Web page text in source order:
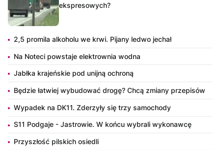
ekspresowych?
2,5 promila alkoholu we krwi. Pijany ledwo jechał
Na Noteci powstaje elektrownia wodna
Jabłka krajeńskie pod unijną ochroną
Będzie łatwiej wybudować drogę? Chcą zmiany przepisów
Wypadek na DK11. Zderzyły się trzy samochody
S11 Podgaje - Jastrowie. W końcu wybrali wykonawcę
Przyszłość pilskich osiedli